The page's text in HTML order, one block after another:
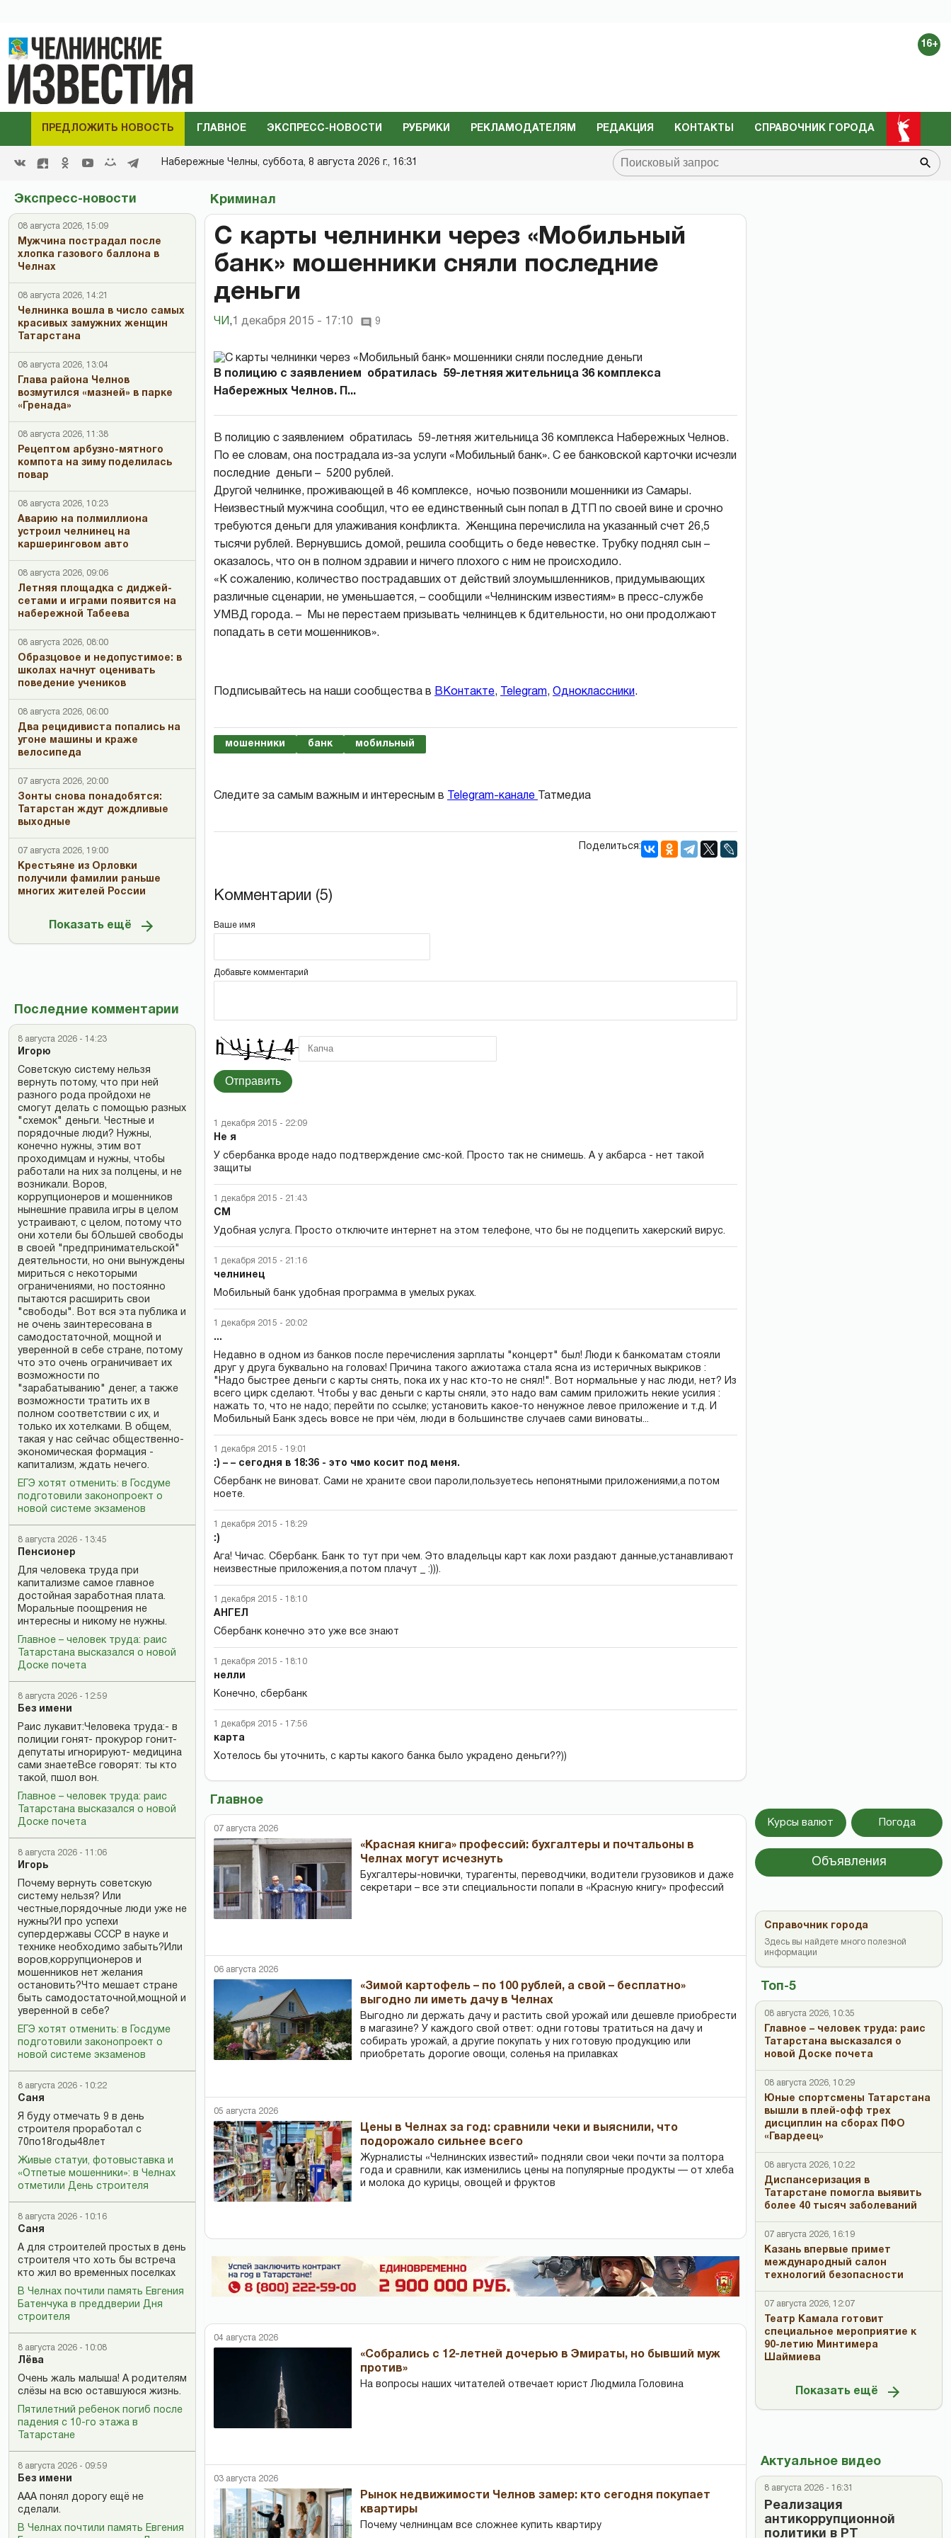
16+
ПРЕДЛОЖИТЬ НОВОСТЬ ГЛАВНОЕ ЭКСПРЕСС-НОВОСТИ РУБРИКИ РЕКЛАМОДАТЕЛЯМ РЕДАКЦИЯ КОНТАКТЫ СПРАВОЧНИК ГОРОДА
Набережные Челны, суббота, 8 августа 2026 г., 16:31
Экспресс-новости
08 августа 2026, 15:09
Мужчина пострадал после
хлопка газового баллона в
Челнах
08 августа 2026, 14:21
Челнинка вошла в число самых
красивых замужних женщин
Татарстана
08 августа 2026, 13:04
Глава района Челнов
возмутился «мазней» в парке
«Гренада»
08 августа 2026, 11:38
Рецептом арбузно-мятного
компота на зиму поделилась
повар
08 августа 2026, 10:23
Аварию на полмиллиона
устроил челнинец на
каршеринговом авто
08 августа 2026, 09:06
Летняя площадка с диджей-
сетами и играми появится на
набережной Табеева
08 августа 2026, 08:00
Образцовое и недопустимое: в
школах начнут оценивать
поведение учеников
08 августа 2026, 06:00
Два рецидивиста попались на
угоне машины и краже
велосипеда
07 августа 2026, 20:00
Зонты снова понадобятся:
Татарстан ждут дождливые
выходные
07 августа 2026, 19:00
Крестьяне из Орловки
получили фамилии раньше
многих жителей России
Показать ещё
Последние комментарии
8 августа 2026 - 14:23
Игорю
Советскую систему нельзя
вернуть потому, что при ней
разного рода пройдохи не
смогут делать с помощью разных
"схемок" деньги. Честные и
порядочные люди? Нужны,
конечно нужны, этим вот
проходимцам и нужны, чтобы
работали на них за полцены, и не
возникали. Воров,
коррупционеров и мошенников
нынешние правила игры в целом
устраивают, с целом, потому что
они хотели бы бОльшей свободы
в своей "предпринимательской"
деятельности, но они вынуждены
мириться с некоторыми
ограничениями, но постоянно
пытаются расширить свои
"свободы". Вот вся эта публика и
не очень заинтересована в
самодостаточной, мощной и
уверенной в себе стране, потому
что это очень ограничивает их
возможности по
"зарабатыванию" денег, а также
возможности тратить их в
полном соответствии с их, и
только их хотелками. В общем,
такая у нас сейчас общественно-
экономическая формация -
капитализм, ждать нечего.
ЕГЭ хотят отменить: в Госдуме
подготовили законопроект о
новой системе экзаменов
8 августа 2026 - 13:45
Пенсионер
Для человека труда при
капитализме самое главное
достойная заработная плата.
Моральные поощрения не
интересны и никому не нужны.
Главное – человек труда: раис
Татарстана высказался о новой
Доске почета
8 августа 2026 - 12:59
Без имени
Раис лукавит:Человека труда:- в
полиции гонят- прокурор гонит-
депутаты игнорируют- медицина
сами знаетеВсе говорят: ты кто
такой, пшол вон.
Главное – человек труда: раис
Татарстана высказался о новой
Доске почета
8 августа 2026 - 11:06
Игорь
Почему вернуть советскую
систему нельзя? Или
честные,порядочные люди уже не
нужны?И про успехи
супердержавы СССР в науке и
технике необходимо забыть?Или
воров,коррупционеров и
мошенников нет желания
остановить?Что мешает стране
быть самодостаточной,мощной и
уверенной в себе?
ЕГЭ хотят отменить: в Госдуме
подготовили законопроект о
новой системе экзаменов
8 августа 2026 - 10:22
Саня
Я буду отмечать 9 в день
строителя проработал с
70по18годы48лет
Живые статуи, фотовыставка и
«Отпетые мошенники»: в Челнах
отметили День строителя
8 августа 2026 - 10:16
Саня
А для строителей простых в день
строителя что хоть бы встреча
кто жил во временных поселках
В Челнах почтили память Евгения
Батенчука в преддверии Дня
строителя
8 августа 2026 - 10:08
Лёва
Очень жаль малыша! А родителям
слёзы на всю оставшуюся жизнь.
Пятилетний ребенок погиб после
падения с 10-го этажа в
Татарстане
8 августа 2026 - 09:59
Без имени
ААА понял дорогу ещё не
сделали.
В Челнах почтили память Евгения
Криминал
С карты челнинки через «Мобильный
банк» мошенники сняли последние
деньги
ЧИ , 1 декабря 2015 - 17:10 9
В полицию с заявлением обратилась 59-летняя жительница 36 комплекса
Набережных Челнов. П...
В полицию с заявлением обратилась 59-летняя жительница 36 комплекса Набережных Челнов.
По ее словам, она пострадала из-за услуги «Мобильный банк». С ее банковской карточки исчезли
последние деньги – 5200 рублей.
Другой челнинке, проживающей в 46 комплексе, ночью позвонили мошенники из Самары.
Неизвестный мужчина сообщил, что ее единственный сын попал в ДТП по своей вине и срочно
требуются деньги для улаживания конфликта. Женщина перечислила на указанный счет 26,5
тысячи рублей. Вернувшись домой, решила сообщить о беде невестке. Трубку поднял сын –
оказалось, что он в полном здравии и ничего плохого с ним не происходило.
«К сожалению, количество пострадавших от действий злоумышленников, придумывающих
различные сценарии, не уменьшается, – сообщили «Челнинским известиям» в пресс-службе
УМВД города. – Мы не перестаем призывать челнинцев к бдительности, но они продолжают
попадать в сети мошенников».
Подписывайтесь на наши сообщества в ВКонтакте, Telegram, Одноклассники.
мошенники банк мобильный
Следите за самым важным и интересным в Telegram-канале Татмедиа
Поделиться:
Комментарии (5)
Ваше имя
Добавьте комментарий
Отправить
1 декабря 2015 - 22:09
Не я
У сбербанка вроде надо подтверждение смс-кой. Просто так не снимешь. А у акбарса - нет такой
защиты
1 декабря 2015 - 21:43
СМ
Удобная услуга. Просто отключите интернет на этом телефоне, что бы не подцепить хакерский вирус.
1 декабря 2015 - 21:16
челнинец
Мобильный банк удобная программа в умелых руках.
1 декабря 2015 - 20:02
...
Недавно в одном из банков после перечисления зарплаты "концерт" был! Люди к банкоматам стояли
друг у друга буквально на головах! Причина такого ажиотажа стала ясна из истеричных выкриков :
"Надо быстрее деньги с карты снять, пока их у нас кто-то не снял!". Вот нормальные у нас люди, нет? Из
всего цирк сделают. Чтобы у вас деньги с карты сняли, это надо вам самим приложить некие усилия :
нажать то, что не надо; перейти по ссылке; установить какое-то ненужное левое приложение и т.д. И
Мобильный Банк здесь вовсе не при чём, люди в большинстве случаев сами виноваты...
1 декабря 2015 - 19:01
:) – – сегодня в 18:36 - это чмо косит под меня.
Сбербанк не виноват. Сами не храните свои пароли,пользуетесь непонятными приложениями,а потом
ноете.
1 декабря 2015 - 18:29
:)
Ага! Чичас. Сбербанк. Банк то тут при чем. Это владельцы карт как лохи раздают данные,устанавливают
неизвестные приложения,а потом плачут _ :))).
1 декабря 2015 - 18:10
АНГЕЛ
Сбербанк конечно это уже все знают
1 декабря 2015 - 18:10
нелли
Конечно, сбербанк
1 декабря 2015 - 17:56
карта
Хотелось бы уточнить, с карты какого банка было украдено деньги??))
Главное
07 августа 2026
«Красная книга» профессий: бухгалтеры и почтальоны в
Челнах могут исчезнуть
Бухгалтеры-новички, тур­агенты, переводчики, водители грузовиков и даже
секретари – все эти специальности попали в «Красную книгу» профессий
06 августа 2026
«Зимой картофель – по 100 рублей, а свой – бесплатно»
выгодно ли иметь дачу в Челнах
Выгодно ли держать дачу и растить свой урожай или дешевле приобрести
в магазине? У каждого свой ответ: одни готовы тратиться на дачу и
собирать урожай, а другие покупать у них готовую продукцию или
приобретать дорогие овощи, соленья на прилавках
05 августа 2026
Цены в Челнах за год: сравнили чеки и выяснили, что
подорожало сильнее всего
Журналисты «Челнинских известий» подняли свои чеки почти за полтора
года и сравнили, как изменились цены на популярные продукты — от хлеба
и молока до курицы, овощей и фруктов
04 августа 2026
«Собрались с 12-летней дочерью в Эмираты, но бывший муж
против»
На вопросы наших читателей отвечает юрист Людмила Головина
03 августа 2026
Рынок недвижимости Челнов замер: кто сегодня покупает
квартиры
Почему челнинцам все сложнее купить квартиру
Курсы валют Погода
Объявления
Топ-5
08 августа 2026, 10:35
Главное – человек труда: раис
Татарстана высказался о
новой Доске почета
08 августа 2026, 10:29
Юные спортсмены Татарстана
вышли в плей-офф трех
дисциплин на сборах ПФО
«Гвардеец»
08 августа 2026, 10:22
Диспансеризация в
Татарстане помогла выявить
более 40 тысяч заболеваний
07 августа 2026, 16:19
Казань впервые примет
международный салон
технологий безопасности
07 августа 2026, 12:07
Театр Камала готовит
специальное мероприятие к
90-летию Минтимера
Шаймиева
Показать ещё
Актуальное видео
8 августа 2026 - 16:31
Реализация
антикоррупционной
политики в РТ
Справочник города
Здесь вы найдете много полезной
информации